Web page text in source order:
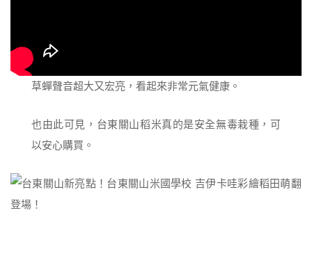
草蟬聲音超大又宏亮，看起來非常元氣健康。
也由此可見，台東關山稻米真的是安全無毒栽種，可
以安心購買。